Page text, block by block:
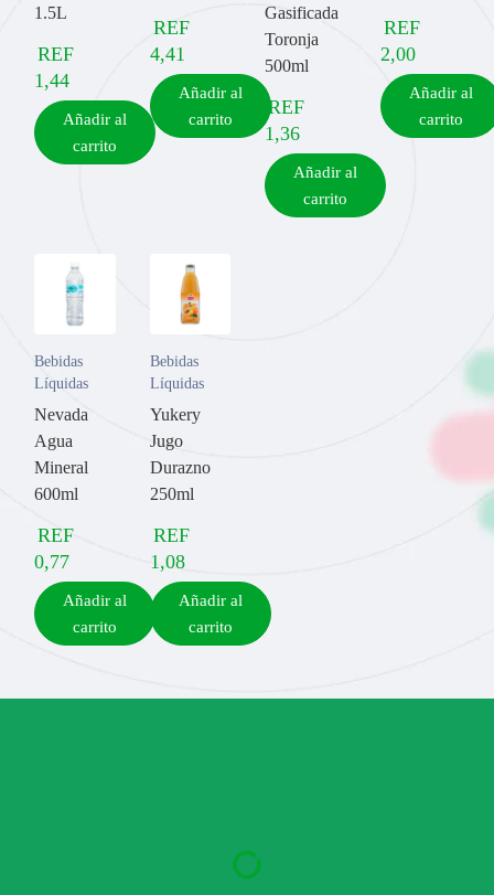
1.5L
REF
1,44
Añadir al
carrito
REF
4,41
Añadir al
carrito
Gasificada
Toronja
500ml
REF
1,36
Añadir al
carrito
REF
2,00
Añadir al
carrito
Bebidas
Líquidas
Nevada
Agua
Mineral
600ml
REF
0,77
Añadir al
carrito
Bebidas
Líquidas
Yukery
Jugo
Durazno
250ml
REF
1,08
Añadir al
carrito